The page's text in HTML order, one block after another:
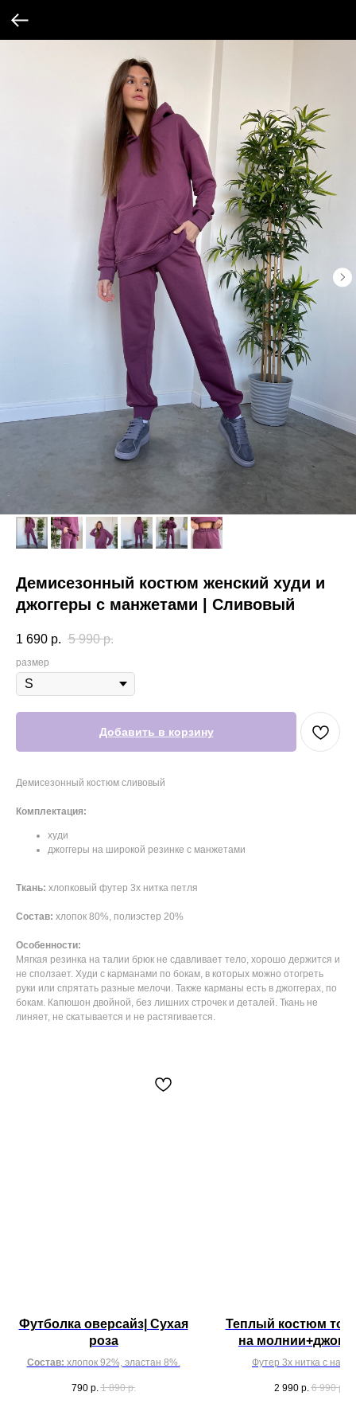
Демисезонный костюм женский худи и
джоггеры с манжетами | Сливовый
1 690 р. 5 990 р.
размер
Добавить в корзину
Демисезонный костюм сливовый
Комплектация:
худи
джоггеры на широкой резинке с манжетами
Ткань: хлопковый футер 3х нитка петля
Состав: хлопок 80%, полиэстер 20%
Особенности:
Мягкая резинка на талии брюк не сдавливает тело, хорошо держится и
не сползает. Худи с карманами по бокам, в которых можно отогреть
руки или спрятать разные мелочи. Также карманы есть в джоггерах, по
бокам. Капюшон двойной, без лишних строчек и деталей. Ткань не
линяет, не скатывается и не растягивается.
Футболка оверсайз| Сухая
роза
Состав: хлопок 92%, эластан 8%.
790 р. 1 890 р.
Теплый костюм
на
Какао
Футер 3х нитка с
2 990 р. 6 990 р.